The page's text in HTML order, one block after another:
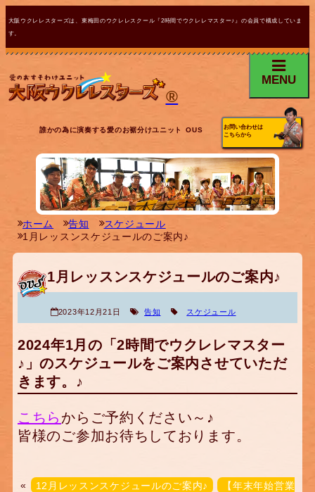
大阪ウクレレスターズは、東梅田のウクレレスクール『2時間でウクレレマスター♪』の会員で構成していま
す。
®
MENU
誰かの為に演奏する愛のお裾分けユニット OUS
お問い合わせは
こちらから
ホーム 告知
スケジュール
1月レッスンスケジュールのご案内♪
1月レッスンスケジュールのご案内♪
2023年12月21日 告知 スケジュール
2024年1月の「2時間でウクレレマスター
♪」のスケジュールをご案内させていただ
きます。♪
こちら からご予約ください～♪
皆様のご参加お待ちしております。
« 12月レッスンスケジュールのご案内♪
【年末年始営業